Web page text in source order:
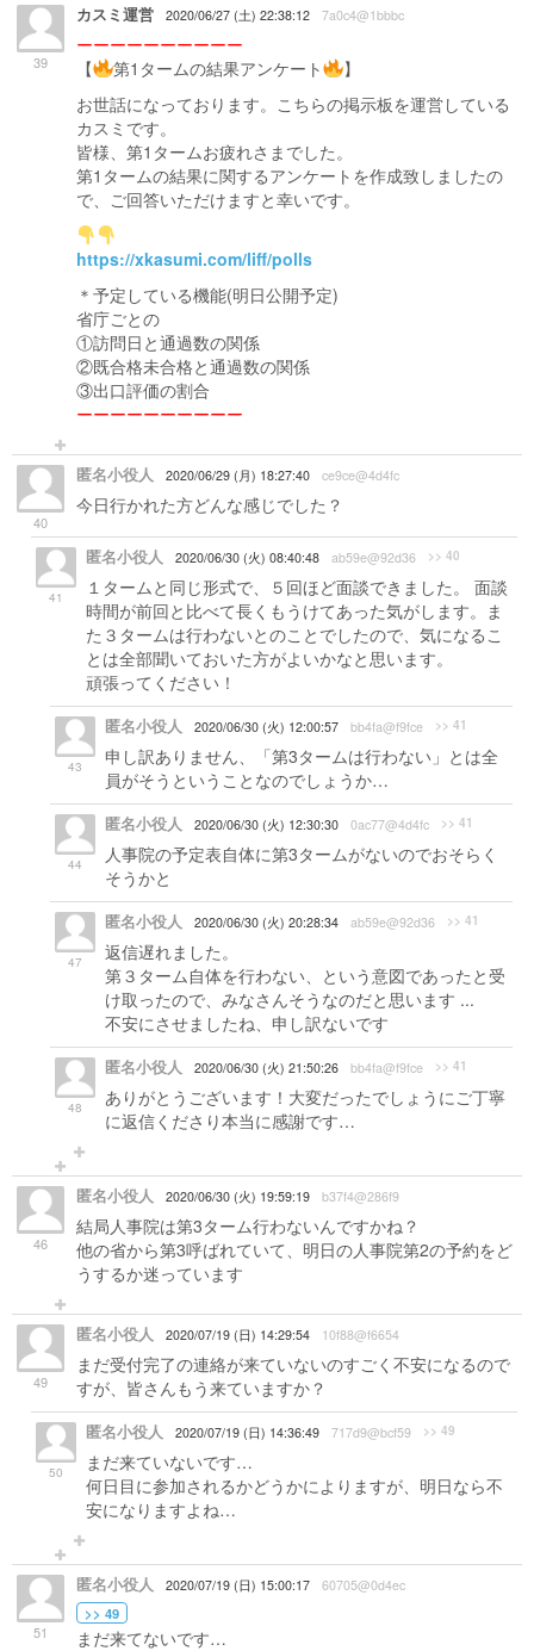
39
カスミ運営 2020/06/27 (土) 22:38:12 7a0c4@1bbbc
ーーーーーーーーーー
【
第1タームの結果アンケート
】
お世話になっております。こちらの掲示板を運営している
カスミです。
皆様、第1タームお疲れさまでした。
第1タームの結果に関するアンケートを作成致しましたの
で、ご回答いただけますと幸いです。
https://xkasumi.com/liff/polls
＊予定している機能(明日公開予定)
省庁ごとの
①訪問日と通過数の関係
②既合格未合格と通過数の関係
③出口評価の割合
ーーーーーーーーーー
40
匿名小役人 2020/06/29 (月) 18:27:40 ce9ce@4d4fc
今日行かれた方どんな感じでした？
41
匿名小役人 2020/06/30 (火) 08:40:48 ab59e@92d36 >> 40
１タームと同じ形式で、５回ほど面談できました。 面談
時間が前回と比べて長くもうけてあった気がします。ま
た３タームは行わないとのことでしたので、気になるこ
とは全部聞いておいた方がよいかなと思います。
頑張ってください！
43
匿名小役人 2020/06/30 (火) 12:00:57 bb4fa@f9fce >> 41
申し訳ありません、「第3タームは行わない」とは全
員がそうということなのでしょうか…
44
匿名小役人 2020/06/30 (火) 12:30:30 0ac77@4d4fc >> 41
人事院の予定表自体に第3タームがないのでおそらく
そうかと
47
匿名小役人 2020/06/30 (火) 20:28:34 ab59e@92d36 >> 41
返信遅れました。
第３ターム自体を行わない、という意図であったと受
け取ったので、みなさんそうなのだと思います ...
不安にさせましたね、申し訳ないです
48
匿名小役人 2020/06/30 (火) 21:50:26 bb4fa@f9fce >> 41
ありがとうございます！大変だったでしょうにご丁寧
に返信くださり本当に感謝です…
46
匿名小役人 2020/06/30 (火) 19:59:19 b37f4@286f9
結局人事院は第3ターム行わないんですかね？
他の省から第3呼ばれていて、明日の人事院第2の予約をど
うするか迷っています
49
匿名小役人 2020/07/19 (日) 14:29:54 10f88@f6654
まだ受付完了の連絡が来ていないのすごく不安になるので
すが、皆さんもう来ていますか？
50
匿名小役人 2020/07/19 (日) 14:36:49 717d9@bcf59 >> 49
まだ来ていないです…
何日目に参加されるかどうかによりますが、明日なら不
安になりますよね…
51
匿名小役人 2020/07/19 (日) 15:00:17 60705@0d4ec
>> 49
まだ来てないです…